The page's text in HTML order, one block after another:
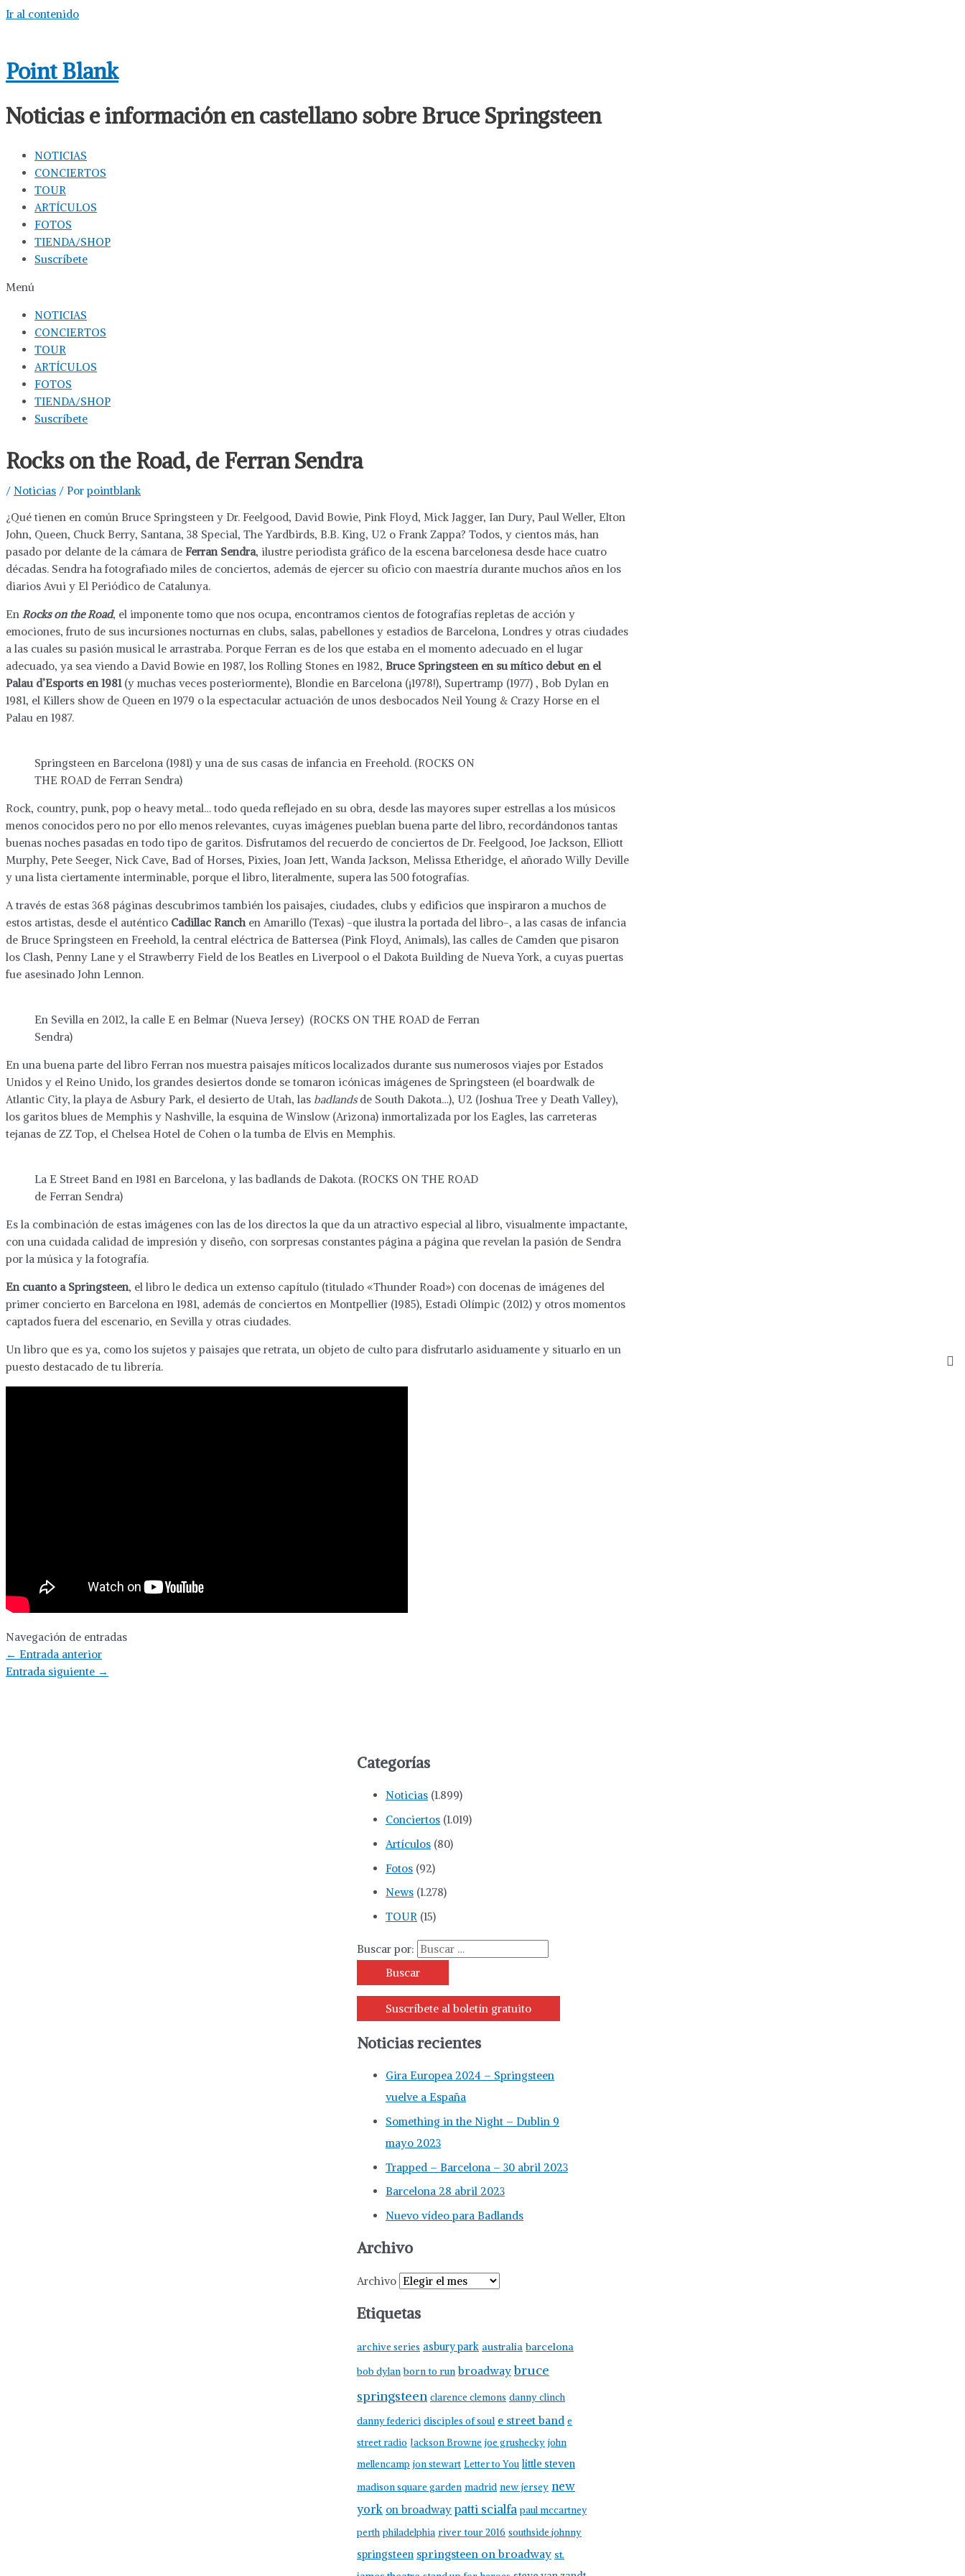
Ir al contenido
Point Blank
Noticias e información en castellano sobre Bruce Springsteen
NOTICIAS
CONCIERTOS
TOUR
ARTÍCULOS
FOTOS
TIENDA/SHOP
Suscríbete
Menú
NOTICIAS
CONCIERTOS
TOUR
ARTÍCULOS
FOTOS
TIENDA/SHOP
Suscríbete
Rocks on the Road, de Ferran Sendra
/ Noticias / Por pointblank
¿Qué tienen en común Bruce Springsteen y Dr. Feelgood, David Bowie, Pink Floyd, Mick Jagger, Ian Dury, Paul Weller, Elton
John, Queen, Chuck Berry, Santana, 38 Special, The Yardbirds, B.B. King, U2 o Frank Zappa? Todos, y cientos más, han
pasado por delante de la cámara de Ferran Sendra, ilustre periodista gráfico de la escena barcelonesa desde hace cuatro
décadas. Sendra ha fotografiado miles de conciertos, además de ejercer su oficio con maestría durante muchos años en los
diarios Avui y El Periódico de Catalunya.
En Rocks on the Road, el imponente tomo que nos ocupa, encontramos cientos de fotografías repletas de acción y
emociones, fruto de sus incursiones nocturnas en clubs, salas, pabellones y estadios de Barcelona, Londres y otras ciudades
a las cuales su pasión musical le arrastraba. Porque Ferran es de los que estaba en el momento adecuado en el lugar
adecuado, ya sea viendo a David Bowie en 1987, los Rolling Stones en 1982, Bruce Springsteen en su mítico debut en el
Palau d’Esports en 1981 (y muchas veces posteriormente), Blondie en Barcelona (¡1978!), Supertramp (1977) , Bob Dylan en
1981, el Killers show de Queen en 1979 o la espectacular actuación de unos desbocados Neil Young & Crazy Horse en el
Palau en 1987.
Springsteen en Barcelona (1981) y una de sus casas de infancia en Freehold. (ROCKS ON
THE ROAD de Ferran Sendra)
Rock, country, punk, pop o heavy metal… todo queda reflejado en su obra, desde las mayores super estrellas a los músicos
menos conocidos pero no por ello menos relevantes, cuyas imágenes pueblan buena parte del libro, recordándonos tantas
buenas noches pasadas en todo tipo de garitos. Disfrutamos del recuerdo de conciertos de Dr. Feelgood, Joe Jackson, Elliott
Murphy, Pete Seeger, Nick Cave, Bad of Horses, Pixies, Joan Jett, Wanda Jackson, Melissa Etheridge, el añorado Willy Deville
y una lista ciertamente interminable, porque el libro, literalmente, supera las 500 fotografías.
A través de estas 368 páginas descubrimos también los paisajes, ciudades, clubs y edificios que inspiraron a muchos de
estos artistas, desde el auténtico Cadillac Ranch en Amarillo (Texas) -que ilustra la portada del libro-, a las casas de infancia
de Bruce Springsteen en Freehold, la central eléctrica de Battersea (Pink Floyd, Animals), las calles de Camden que pisaron
los Clash, Penny Lane y el Strawberry Field de los Beatles en Liverpool o el Dakota Building de Nueva York, a cuyas puertas
fue asesinado John Lennon.
En Sevilla en 2012, la calle E en Belmar (Nueva Jersey) (ROCKS ON THE ROAD de Ferran
Sendra)
En una buena parte del libro Ferran nos muestra paisajes míticos localizados durante sus numerosos viajes por Estados
Unidos y el Reino Unido, los grandes desiertos donde se tomaron icónicas imágenes de Springsteen (el boardwalk de
Atlantic City, la playa de Asbury Park, el desierto de Utah, las badlandsde South Dakota…), U2 (Joshua Tree y Death Valley),
los garitos blues de Memphis y Nashville, la esquina de Winslow (Arizona) inmortalizada por los Eagles, las carreteras
tejanas de ZZ Top, el Chelsea Hotel de Cohen o la tumba de Elvis en Memphis.
La E Street Band en 1981 en Barcelona, y las badlands de Dakota. (ROCKS ON THE ROAD
de Ferran Sendra)
Es la combinación de estas imágenes con las de los directos la que da un atractivo especial al libro, visualmente impactante,
con una cuidada calidad de impresión y diseño, con sorpresas constantes página a página que revelan la pasión de Sendra
por la música y la fotografía.
En cuanto a Springsteen, el libro le dedica un extenso capítulo (titulado «Thunder Road») con docenas de imágenes del
primer concierto en Barcelona en 1981, además de conciertos en Montpellier (1985), Estadi Olímpic (2012) y otros momentos
captados fuera del escenario, en Sevilla y otras ciudades.
Un libro que es ya, como los sujetos y paisajes que retrata, un objeto de culto para disfrutarlo asiduamente y situarlo en un
puesto destacado de tu librería.
Navegación de entradas
← Entrada anterior
Entrada siguiente →
Categorías
Noticias (1.899)
Conciertos (1.019)
Artículos (80)
Fotos (92)
News (1.278)
TOUR (15)
Buscar por:
Suscríbete al boletín gratuito
Noticias recientes
Gira Europea 2024 – Springsteen
vuelve a España
Something in the Night – Dublin 9
mayo 2023
Trapped – Barcelona – 30 abril 2023
Barcelona 28 abril 2023
Nuevo vídeo para Badlands
Archivo
Archivo
Etiquetas
archive series asbury park australia barcelona
bob dylan born to run broadway bruce
springsteen clarence clemons danny clinch
danny federici disciples of soul e street band e
street radio Jackson Browne joe grushecky john
mellencamp jon stewart Letter to You little steven
madison square garden madrid new jersey new
york on broadway patti scialfa paul mccartney
perth philadelphia river tour 2016 southside johnny
springsteen springsteen on broadway st.